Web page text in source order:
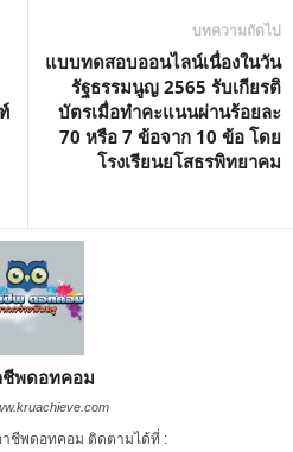
บทความถัดไป
แบบทดสอบออนไลน์เนื่องในวัน
รัฐธรรมนูญ 2565 รับเกียรติ
บัตรเมื่อทำคะแนนผ่านร้อยละ
70 หรือ 7 ข้อจาก 10 ข้อ โดย
โรงเรียนยโสธรพิทยาคม
ชีพดอทคอม
าชีพดอทคอม ติดตามได้ที่ :